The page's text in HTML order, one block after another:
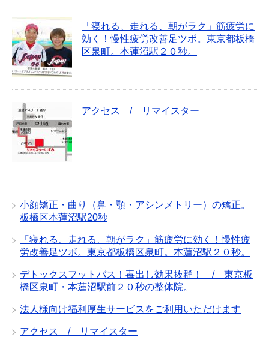
「寝れる、走れる、朝がラク」筋疲労に
効く！慢性疲労改善足ツボ。東京都板橋
区泉町。本蓮沼駅２０秒。
アクセス / リマイスター
小顔矯正・曲り（鼻・顎・アシンメトリー）の矯正。
板橋区本蓮沼駅20秒
「寝れる、走れる、朝がラク」筋疲労に効く！慢性疲
労改善足ツボ。東京都板橋区泉町。本蓮沼駅２０秒。
デトックスフットバス！毒出し効果抜群！ / 東京板
橋区泉町・本蓮沼駅前２０秒の整体院。
法人様向け福利厚生サービスをご利用いただけます
アクセス / リマイスター